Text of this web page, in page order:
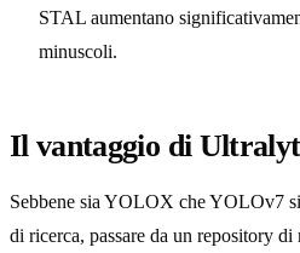
STAL aumentano
minuscoli.
Il vantaggio di
Sebbene sia YOLOX che YOLOv7
di ricerca, passare da un repository di